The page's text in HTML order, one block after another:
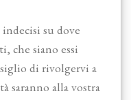
su dove
che siano essi
di rivolgervi a
saranno alla vostra